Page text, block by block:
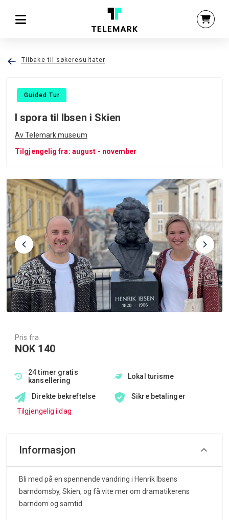
Tilbake til søkeresultater
Guided Tur
I spora til Ibsen i Skien
Av Telemark museum
Tilgjengelig fra: august - november
Pris fra
NOK 140
24 timer gratis
kansellering
Lokal turisme
Direkte bekreftelse
Sikre betalinger
Tilgjengelig i dag
Informasjon
Bli med på en spennende vandring i Henrik Ibsens
barndomsby, Skien, og få vite mer om dramatikerens
barndom og samtid.